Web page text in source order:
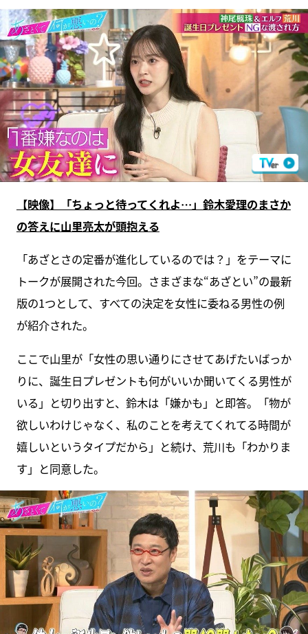
【映像】「ちょっと待ってくれよ…」鈴木愛理のまさか
の答えに山里亮太が頭抱える
「あざとさの定番が進化しているのでは？」をテーマに
トークが展開された今回。さまざまな“あざとい”の最新
版の1つとして、すべての決定を女性に委ねる男性の例
が紹介された。
ここで山里が「女性の思い通りにさせてあげたいばっか
りに、誕生日プレゼントも何がいいか聞いてくる男性が
いる」と切り出すと、鈴木は「嫌かも」と即答。「物が
欲しいわけじゃなく、私のことを考えてくれてる時間が
嬉しいというタイプだから」と続け、荒川も「わかりま
す」と同意した。